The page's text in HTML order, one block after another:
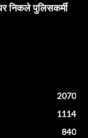
निकले पुलिसकर्मी
2070
1114
840